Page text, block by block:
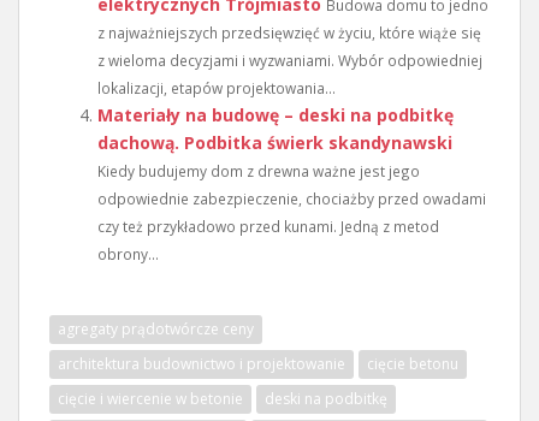
Budowa domu to jedno
z najważniejszych przedsięwzięć w życiu, które wiąże się
z wieloma decyzjami i wyzwaniami. Wybór odpowiedniej
lokalizacji, etapów projektowania...
Materiały na budowę – deski na podbitkę
dachową. Podbitka świerk skandynawski
Kiedy budujemy dom z drewna ważne jest jego
odpowiednie zabezpieczenie, chociażby przed owadami
czy też przykładowo przed kunami. Jedną z metod
obrony...
agregaty prądotwórcze ceny
architektura budownictwo i projektowanie
cięcie betonu
cięcie i wiercenie w betonie
deski na podbitkę